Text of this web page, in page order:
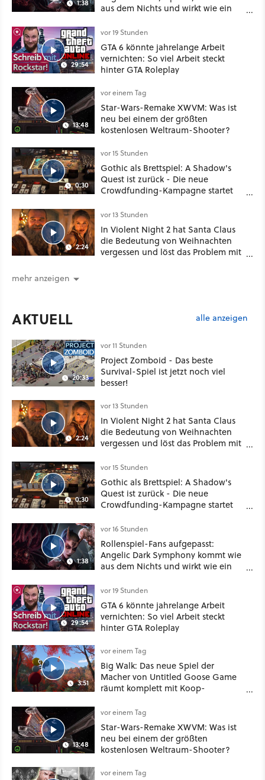
1:38
aus dem Nichts und wirkt wie ein
Mass Effect
29:54
vor 19 Stunden
GTA 6 könnte jahrelange Arbeit
vernichten: So viel Arbeit steckt
hinter GTA Roleplay
13:48
vor einem Tag
Star-Wars-Remake XWVM: Was ist
neu bei einem der größten
kostenlosen Weltraum-Shooter?
0:30
vor 15 Stunden
Gothic als Brettspiel: A Shadow's
Quest ist zurück - Die neue
Crowdfunding-Kampagne startet
2:24
vor 13 Stunden
In Violent Night 2 hat Santa Claus
die Bedeutung von Weihnachten
vergessen und löst das Problem mit
mehr anzeigen
AKTUELL alle anzeigen
20:33
vor 11 Stunden
Project Zomboid - Das beste
Survival-Spiel ist jetzt noch viel
besser!
2:24
vor 13 Stunden
In Violent Night 2 hat Santa Claus
die Bedeutung von Weihnachten
vergessen und löst das Problem mit
0:30
vor 15 Stunden
Gothic als Brettspiel: A Shadow's
Quest ist zurück - Die neue
Crowdfunding-Kampagne startet
1:38
vor 16 Stunden
Rollenspiel-Fans aufgepasst:
Angelic Dark Symphony kommt wie
aus dem Nichts und wirkt wie ein
Mass Effect
29:54
vor 19 Stunden
GTA 6 könnte jahrelange Arbeit
vernichten: So viel Arbeit steckt
hinter GTA Roleplay
3:51
vor einem Tag
Big Walk: Das neue Spiel der
Macher von Untitled Goose Game
räumt komplett mit Koop-
13:48
vor einem Tag
Star-Wars-Remake XWVM: Was ist
neu bei einem der größten
kostenlosen Weltraum-Shooter?
vor einem Tag